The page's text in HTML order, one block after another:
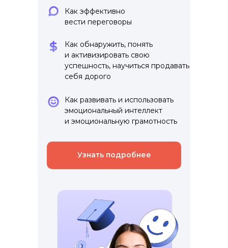
Как эффективно
вести переговоры
Как обнаружить, понять
и активизировать свою
успешность, научиться продавать
себя дорого
Как развивать и использовать
эмоциональный интеллект
и эмоциональную грамотность
Узнать подробнее